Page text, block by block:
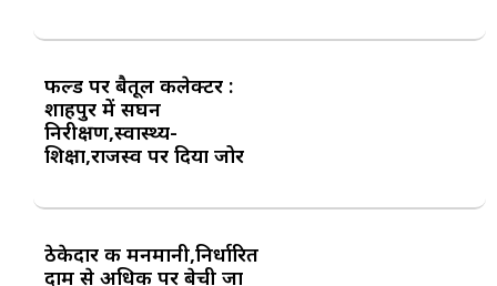
फील्ड पर बैतूल कलेक्टर :
शाहपुर में सघन
निरीक्षण,स्वास्थ्य-
शिक्षा,राजस्व पर दिया जोर
ठेकेदार की मनमानी,निर्धारित
दाम से अधिक पर बेची जा